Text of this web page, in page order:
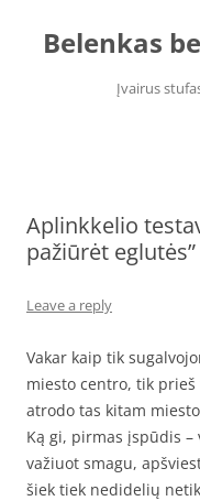
content
Belenkas
Įvairus
Aplinkkelio
pažiūrėt eglutės”
Leave a reply
Vakar kaip tik
miesto centro, tik
atrodo tas kitam
Ką gi, pirmas įspūdis –
važiuot smagu,
šiek tiek nedidelių